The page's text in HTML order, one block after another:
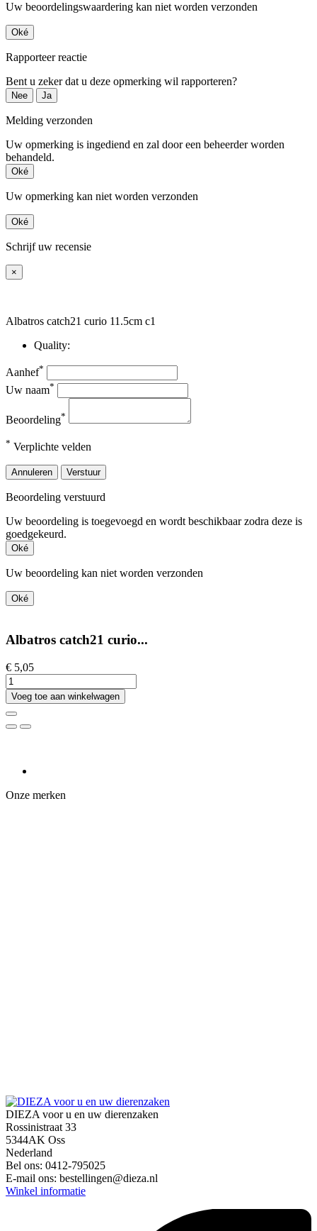
Uw beoordelingswaardering kan niet worden verzonden
Oké
Rapporteer reactie
Bent u zeker dat u deze opmerking wil rapporteren?
Nee Ja
Melding verzonden
Uw opmerking is ingediend en zal door een beheerder worden
behandeld.
Oké
Uw opmerking kan niet worden verzonden
Oké
Schrijf uw recensie
×
Albatros catch21 curio 11.5cm c1
Quality:
Aanhef*
Uw naam*
Beoordeling*
* Verplichte velden
Annuleren Verstuur
Beoordeling verstuurd
Uw beoordeling is toegevoegd en wordt beschikbaar zodra deze is
goedgekeurd.
Oké
Uw beoordeling kan niet worden verzonden
Oké
Albatros catch21 curio...
€ 5,05
Voeg toe aan winkelwagen
Onze merken
DIEZA voor u en uw dierenzaken
Rossinistraat 33
5344AK Oss
Nederland
Bel ons: 0412-795025
E-mail ons: bestellingen@dieza.nl
Winkel informatie